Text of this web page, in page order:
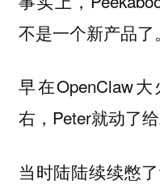
不是一个新产品了。
早在OpenClaw
右，Peter就动了
当时陆陆续续憋